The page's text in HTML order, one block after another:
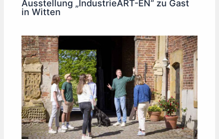
Ausstellung „IndustrieART-EN“ zu Gast
in Witten